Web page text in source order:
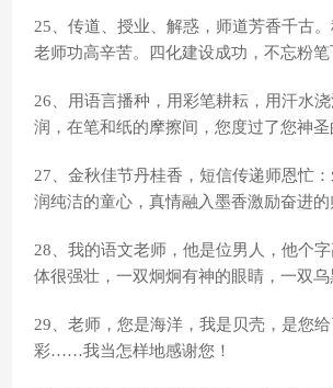
25、传道、授业、解惑，师道芳香千古。
老师功高辛苦。四化建设成功，不忘粉笔
26、用语言播种，用彩笔耕耘，用汗水
润，在笔和纸的摩擦间，您度过了您神圣
27、金秋佳节丹桂香，短信传递师恩忙
润纯洁的童心，真情融入墨香激励奋进的
28、我的语文老师，他是位男人，他个
体很强壮，一双炯炯有神的眼睛，一双乌
29、老师，您是海洋，我是贝壳，是您
彩……我当怎样地感谢您！